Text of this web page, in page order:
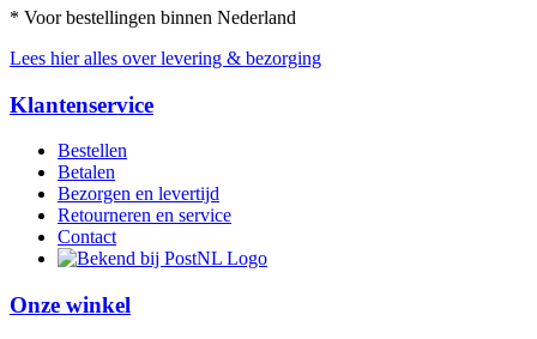
* Voor bestellingen binnen Nederland
Lees hier alles over levering & bezorging
Klantenservice
Bestellen
Betalen
Bezorgen en levertijd
Retourneren en service
Contact
Onze winkel